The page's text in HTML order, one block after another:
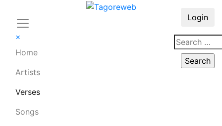
×
Home
Artists
Verses
Songs
Login